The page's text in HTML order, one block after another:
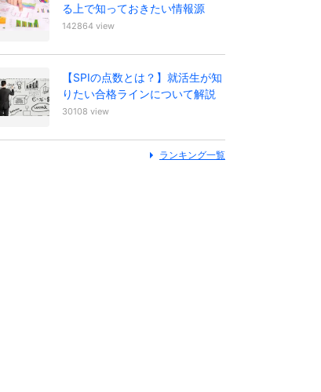
る上で知っておきたい情報源
142864 view
【SPIの点数とは？】就活生が知
りたい合格ラインについて解説
30108 view
ランキング一覧